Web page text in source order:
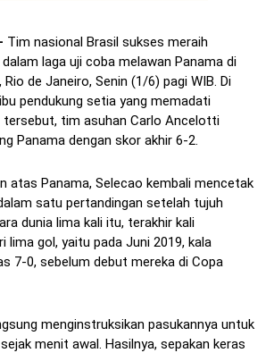
Tim nasional Brasil sukses meraih
laga uji coba melawan Panama di
de Janeiro, Senin (1/6) pagi WIB. Di
pendukung setia yang memadati
tersebut, tim asuhan Carlo Ancelotti
Panama dengan skor akhir 6-2.
atas Panama, Selecao kembali mencetak
satu pertandingan setelah tujuh
dunia lima kali itu, terakhir kali
lima gol, yaitu pada Juni 2019, kala
7-0, sebelum debut mereka di Copa
menginstruksikan pasukannya untuk
menit awal. Hasilnya, sepakan keras